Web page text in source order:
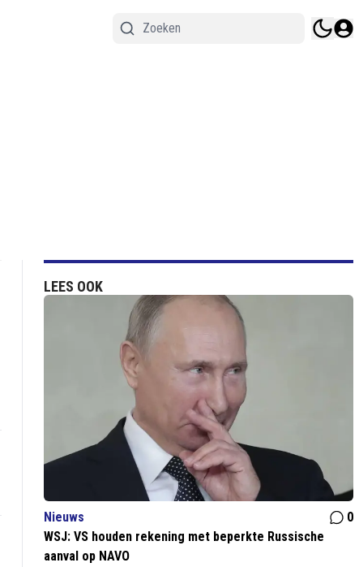
LEES OOK
Nieuws
0
WSJ: VS houden rekening met beperkte Russische
aanval op NAVO